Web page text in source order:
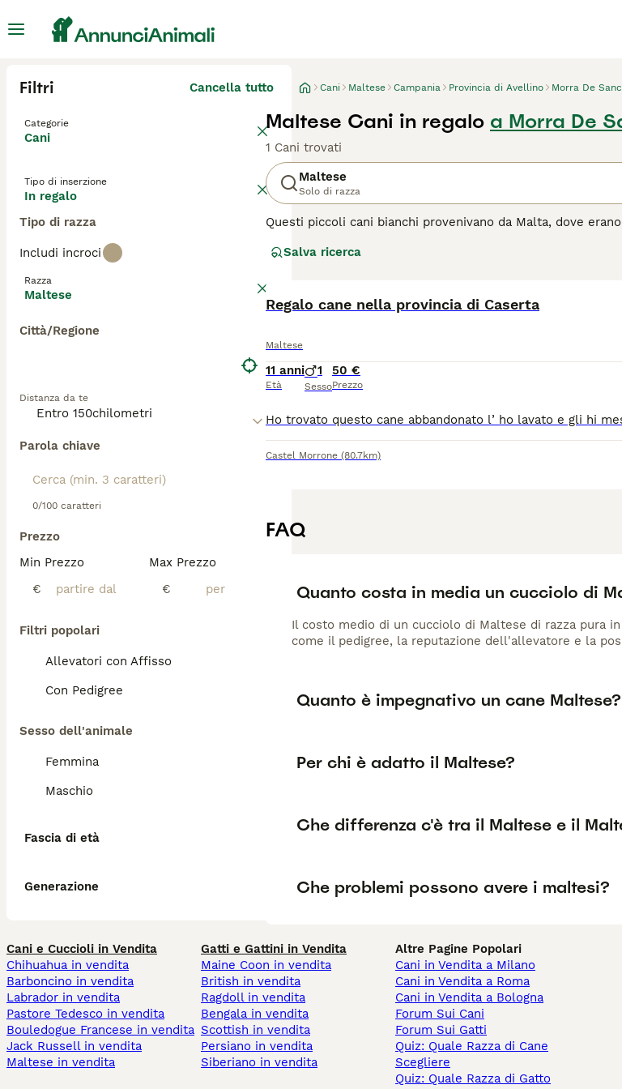
Filtri Cancella tutto
Categorie
Cani
Tipo di inserzione
In regalo
Tipo di razza
Includi incroci
Razza
Maltese
Città/Regione
Distanza da te
Parola chiave
0/100 caratteri
Prezzo
Min Prezzo
€
Max Prezzo
€
Filtri popolari
Allevatori con Affisso
Con Pedigree
Sesso dell'animale
Femmina
Maschio
Fascia di età
Generazione
Cani Maltese Campania Provincia di Avellino Morra De
Maltese Cani in regalo a Morra De
1 Cani trovati
Maltese
Solo di razza
Questi piccoli cani bianchi provenivano da Malta, dove
cane affascinante, estremamente leale e affettuoso.
Leggi la nostra pagina di consigli sul Malteseper
Salva ricerca
Regalo cane nella provincia di Caserta
Maltese
11 anni
Età
1
Sesso
50 €
Prezzo
Castel Morrone (80.7km)
FAQ
Quanto costa in media un cucciolo di
Il costo medio di un cucciolo di Maltese di razza pura
come il pedigree, la reputazione dell'allevatore e la
Quanto è impegnativo un cane Maltese?
Per chi è adatto il Maltese?
Che differenza c'è tra il Maltese e il
Che problemi possono avere i maltesi?
Cani e Cuccioli in Vendita
Chihuahua in vendita
Barboncino in vendita
Labrador in vendita
Pastore Tedesco in vendita
Bouledogue Francese in vendita
Jack Russell in vendita
Maltese in vendita
Gatti e Gattini in Vendita
Maine Coon in vendita
British in vendita
Ragdoll in vendita
Bengala in vendita
Scottish in vendita
Persiano in vendita
Siberiano in vendita
Altre Pagine Popolari
Cani in Vendita a Milano
Cani in Vendita a Roma
Cani in Vendita a Bologna
Forum Sui Cani
Forum Sui Gatti
Quiz: Quale Razza di Cane
Scegliere
Quiz: Quale Razza di Gatto